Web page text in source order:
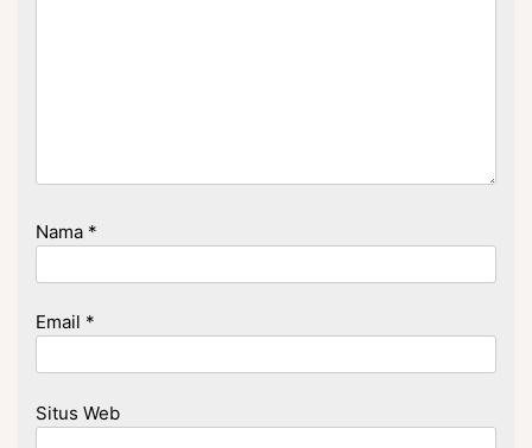
Nama *
Email *
Situs Web